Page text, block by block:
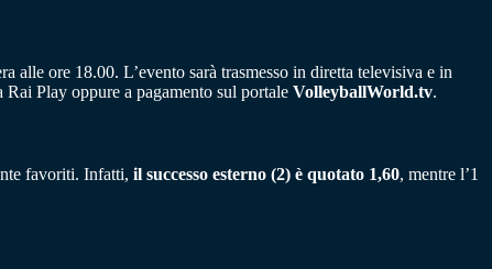
alle ore 18.00. L’evento sarà trasmesso in diretta televisiva e in
Play oppure a pagamento sul portale VolleyballWorld.tv.
favoriti. Infatti, il successo esterno (2) è quotato 1,60, mentre l’1